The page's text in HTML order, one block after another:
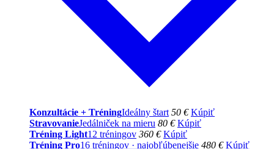
Konzultácie + TréningIdeálny štart 50 € Kúpiť
StravovanieJedálniček na mieru 80 € Kúpiť
Tréning Light12 tréningov 360 € Kúpiť
Tréning Pro16 tréningov · najobľúbenejšie 480 € Kúpiť